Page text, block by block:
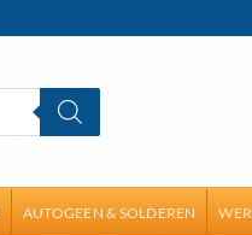
AUTOGEEN & SOLDEREN